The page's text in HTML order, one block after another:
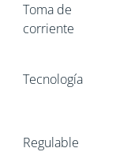
Toma de
corriente
Tecnología
Regulable